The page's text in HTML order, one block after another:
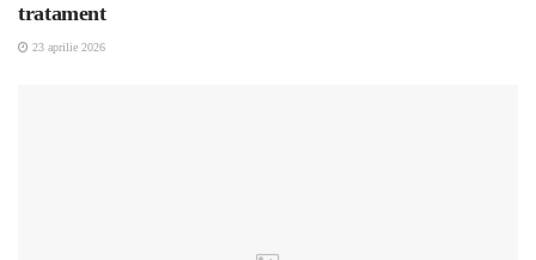
tratament
23 aprilie 2026